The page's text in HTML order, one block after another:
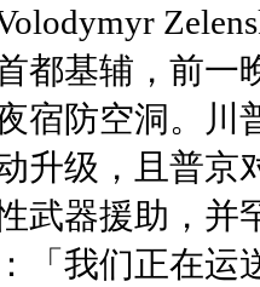
都基辅，前一
宿防空洞。川
升级，且普京
武器援助，并
「我们正在运